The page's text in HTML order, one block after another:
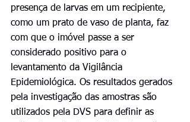
presença de larvas em um recipiente,
como um prato de vaso de planta, faz
com que o imóvel passe a ser
considerado positivo para o
levantamento da Vigilância
Epidemiológica. Os resultados gerados
pela investigação das amostras são
utilizados pela DVS para definir as